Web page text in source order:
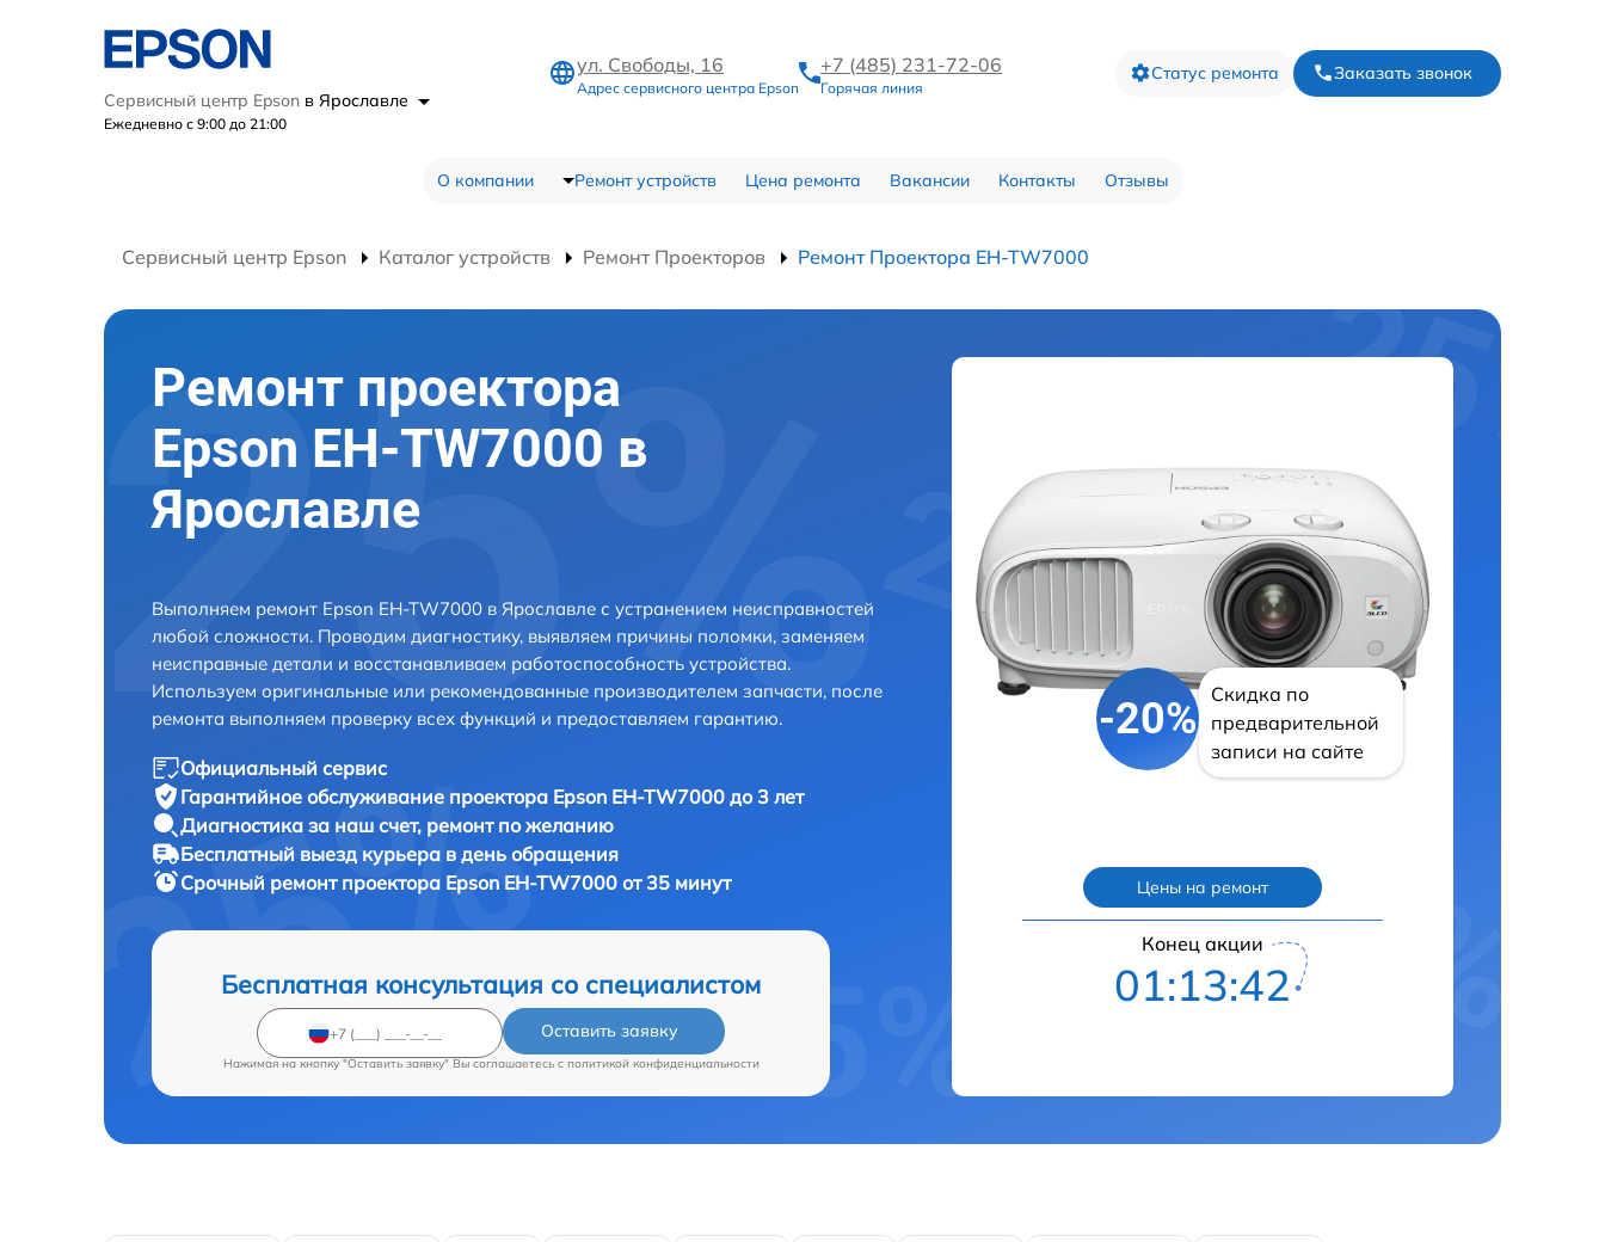
Сервисный центр Epson в Ярославле
Ежедневно с 9:00 до 21:00
ул. Свободы, 16
Адрес сервисного центра Epson
+7 (485) 231-72-06
Горячая линия
Статус ремонта Заказать звонок
О компании Ремонт устройств Цена ремонта Вакансии Контакты Отзывы
Сервисный центр Epson Каталог устройств Ремонт Проекторов Ремонт Проектора EH-TW7000
Ремонт проектора
Epson EH-TW7000 в
Ярославле
Выполняем ремонт Epson EH-TW7000 в Ярославле с устранением неисправностей
любой сложности. Проводим диагностику, выявляем причины поломки, заменяем
неисправные детали и восстанавливаем работоспособность устройства.
Используем оригинальные или рекомендованные производителем запчасти, после
ремонта выполняем проверку всех функций и предоставляем гарантию.
Официальный сервис
Гарантийное обслуживание проектора Epson EH-TW7000 до 3 лет
Диагностика за наш счет, ремонт по желанию
Бесплатный выезд курьера в день обращения
Срочный ремонт проектора Epson EH-TW7000 от 35 минут
Бесплатная консультация со специалистом
Оставить заявку
Нажимая на кнопку "Оставить заявку" Вы соглашаетесь c политикой конфиденциальности
-20%
Скидка по
предварительной
записи на сайте
Цены на ремонт
Конец акции
01:13:41